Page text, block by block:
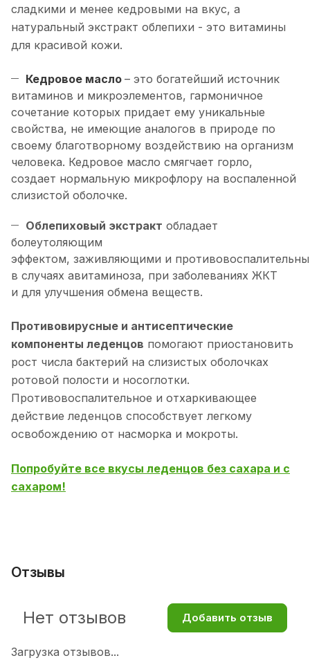
сладкими и менее кедровыми на вкус, а
натуральный экстракт облепихи - это витамины
для красивой кожи.
Кедровое масло – это богатейший источник
витаминов и микроэлементов, гармоничное
сочетание которых придает ему уникальные
свойства, не имеющие аналогов в природе по
своему благотворному воздействию на организм
человека. Кедровое масло смягчает горло,
создает нормальную микрофлору на воспаленной
слизистой оболочке.
Облепиховый экстракт обладает
болеутоляющим
эффектом, заживляющими и
в случаях авитаминоза, при заболеваниях ЖКТ
и для улучшения обмена веществ.
Противовирусные и антисептические
компоненты леденцов помогают приостановить
рост числа бактерий на слизистых оболочках
ротовой полости и носоглотки.
Противовоспалительное и отхаркивающее
действие леденцов способствует легкому
освобождению от насморка и мокроты.
Попробуйте все вкусы леденцов без сахара и с
сахаром!
Отзывы
Загрузка отзывов...
Нет отзывов Добавить отзыв